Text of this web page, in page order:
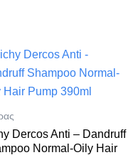
Dercos Anti – Dandruff
Normal-Oily Hair